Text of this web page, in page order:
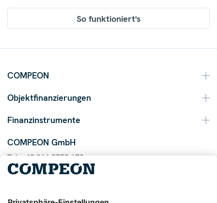
So funktioniert's
COMPEON
Objektfinanzierungen
Finanzinstrumente
COMPEON GmbH
Tel. +49 211 9753 170
Mail info@compeon.de